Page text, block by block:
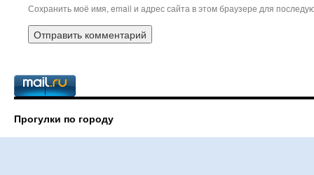
Сохранить моё имя, email и адрес сайта в этом браузере для
Прогулки по городу